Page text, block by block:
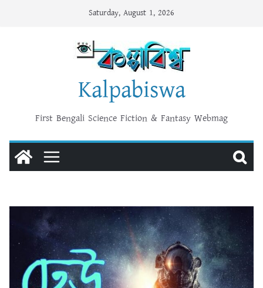
Saturday, August 1, 2026
Kalpabiswa
First Bengali Science Fiction & Fantasy Webmag